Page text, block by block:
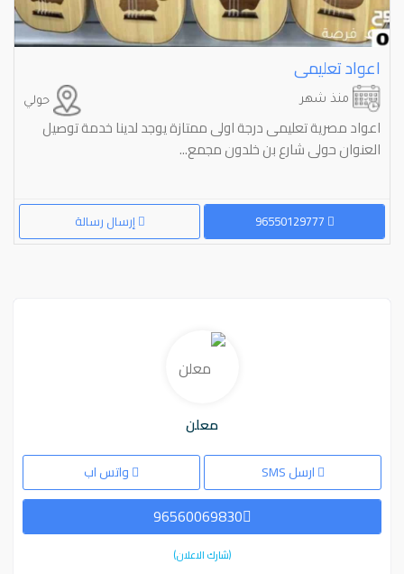
اعواد تعليمى
حولي منذ شهر
اعواد مصرية تعليمى درجة اولى ممتازة يوجد لدينا خدمة توصيل
العنوان حولى شارع بن خلدون مجمع...
إرسال رسالة
معلن
ارسل SMS واتس اب
96560069830
(شارك الاعلان)